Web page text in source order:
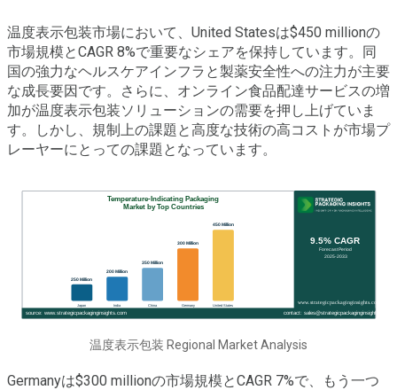
温度表示包装市場において、United Statesは$450 millionの
市場規模とCAGR 8%で重要なシェアを保持しています。同
国の強力なヘルスケアインフラと製薬安全性への注力が主要
な成長要因です。さらに、オンライン食品配達サービスの増
加が温度表示包装ソリューションの需要を押し上げていま
す。しかし、規制上の課題と高度な技術の高コストが市場プ
レーヤーにとっての課題となっています。
温度表示包装 Regional Market Analysis
Germanyは$300 millionの市場規模とCAGR 7%で、もう一つ